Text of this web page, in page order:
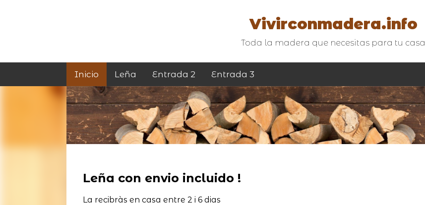
Vivirconmadera.info
Toda la madera que necesitas para tu casa
Inicio Leña Entrada 2 Entrada 3
Leña con envio incluido !
La recibràs en casa entre 2 i 6 dias